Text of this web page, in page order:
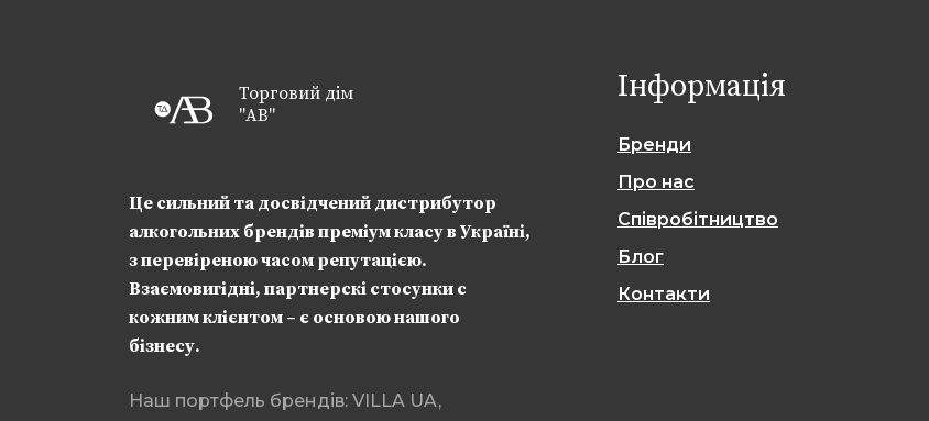
Торговий дім
"АВ"
Це сильний та досвідчений дистрибутор
алкогольних брендів преміум класу в Україні,
з перевіреною часом репутацією.
Взаємовигідні, партнерскі стосунки с
кожним клієнтом – є основою нашого
бізнесу.
Наш портфель брендів: VILLA UA,
Інформація
Бренди
Про нас
Cпівробітництво
Блог
Контакти